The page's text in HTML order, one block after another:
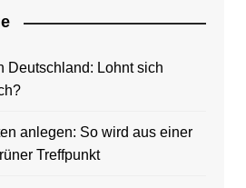
Deutschland: Lohnt sich
anlegen: So wird aus einer
Treffpunkt